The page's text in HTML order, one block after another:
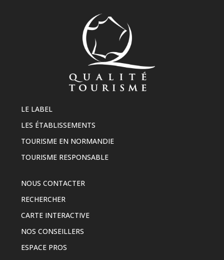
LE LABEL
LES ÉTABLISSEMENTS
TOURISME EN NORMANDIE
TOURISME RESPONSABLE
NOUS CONTACTER
RECHERCHER
CARTE INTERACTIVE
NOS CONSEILLERS
ESPACE PROS